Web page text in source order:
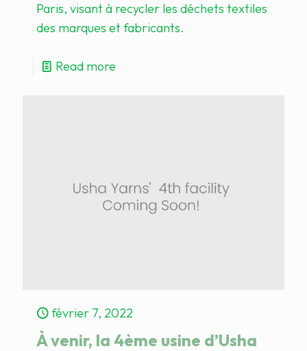
Paris, visant à recycler les déchets textiles
des marques et fabricants.​
Read more
février 7, 2022
À venir, la 4ème usine d’Usha